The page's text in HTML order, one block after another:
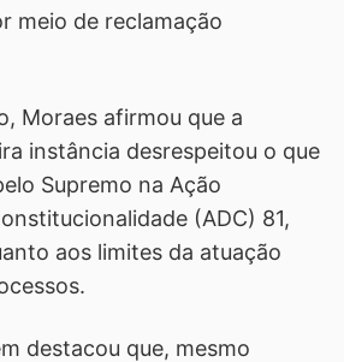
meio de reclamação
Moraes afirmou que a
instância desrespeitou o que
Supremo na Ação
(ADC) 81,
aos limites da atuação
destacou que, mesmo